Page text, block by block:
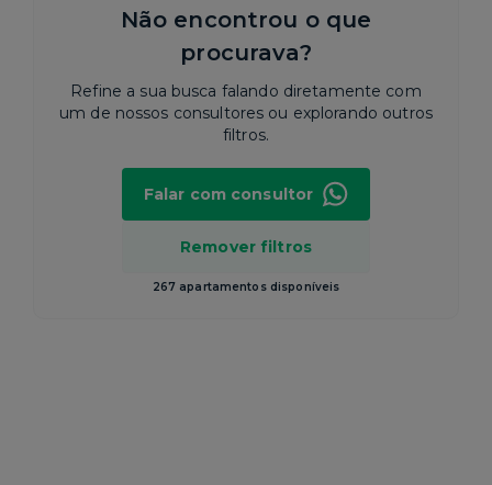
Não encontrou o que
procurava?
Refine a sua busca falando diretamente com
um de nossos consultores ou explorando outros
filtros.
Remover filtros
267 apartamentos disponíveis
Falar com consultor